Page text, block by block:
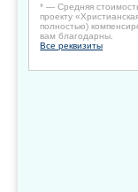
* — Средняя
проекту
полностью)
вам благодарны.
Все реквизиты